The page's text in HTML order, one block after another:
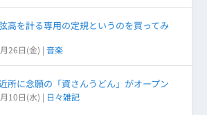
高を計る専用の定規というのを買ってみ
26日(金) |音楽
所に念願の「資さんうどん」がオープン
10日(水) | 日々雑記